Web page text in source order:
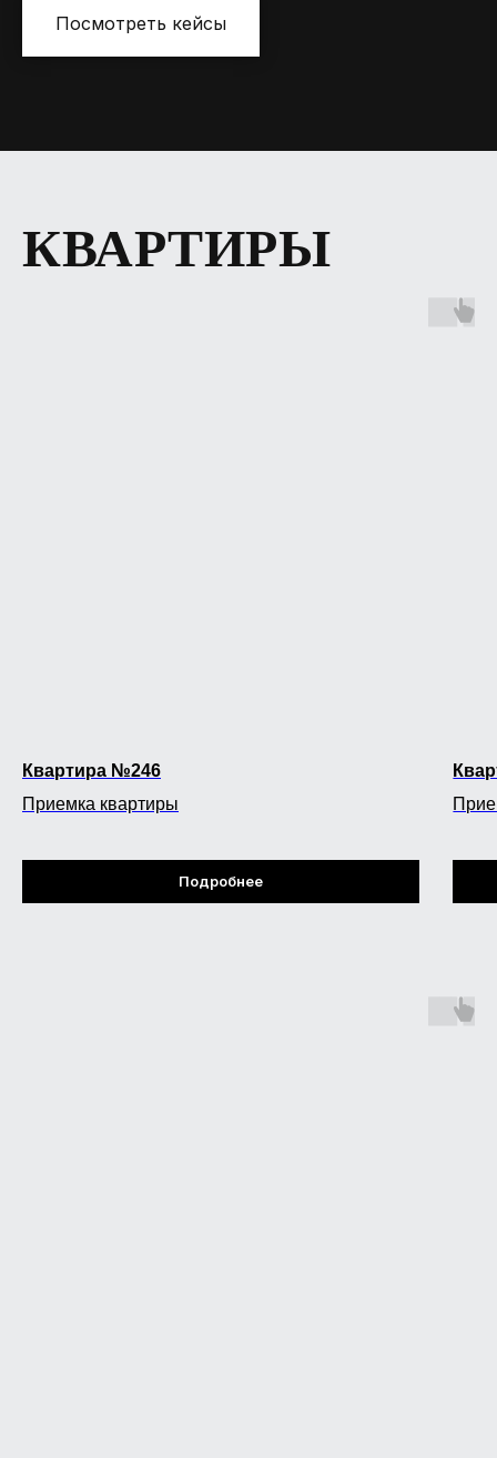
Посмотреть кейсы
КВАРТИРЫ
Квартира №246
Приемка квартиры
Подробнее